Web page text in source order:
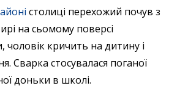
столиці перехожий почув з
на сьомому поверсі
чоловік кричить на дитину і
Сварка стосувалася поганої
доньки в школі.